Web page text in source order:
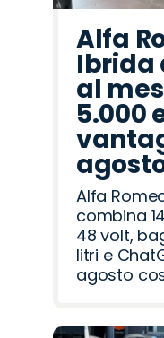
Alfa
Ibrida
al
5.000
Alfa
combina
48 volt,
litri e
agosto